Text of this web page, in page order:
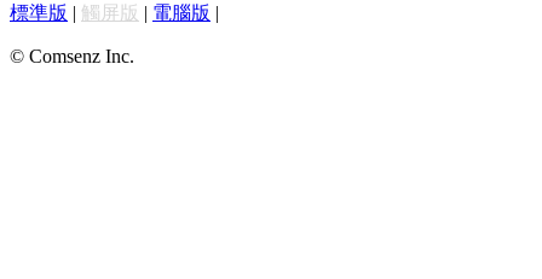
標準版 | 觸屏版 | 電腦版 |
© Comsenz Inc.